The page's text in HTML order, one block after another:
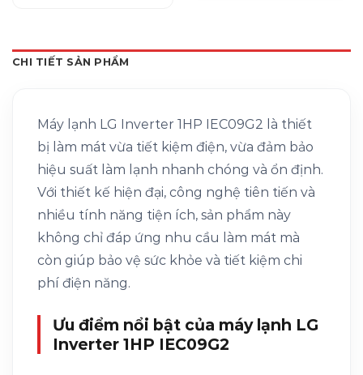
CHI TIẾT SẢN PHẨM
Máy lạnh LG Inverter 1HP IEC09G2 là thiết
bị làm mát vừa tiết kiệm điện, vừa đảm bảo
hiệu suất làm lạnh nhanh chóng và ổn định.
Với thiết kế hiện đại, công nghệ tiên tiến và
nhiều tính năng tiện ích, sản phẩm này
không chỉ đáp ứng nhu cầu làm mát mà
còn giúp bảo vệ sức khỏe và tiết kiệm chi
phí điện năng.
Ưu điểm nổi bật của máy lạnh LG
Inverter 1HP IEC09G2